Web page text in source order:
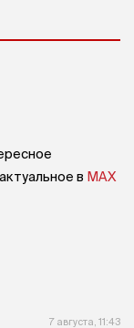
в MAX
7 августа, 11:43